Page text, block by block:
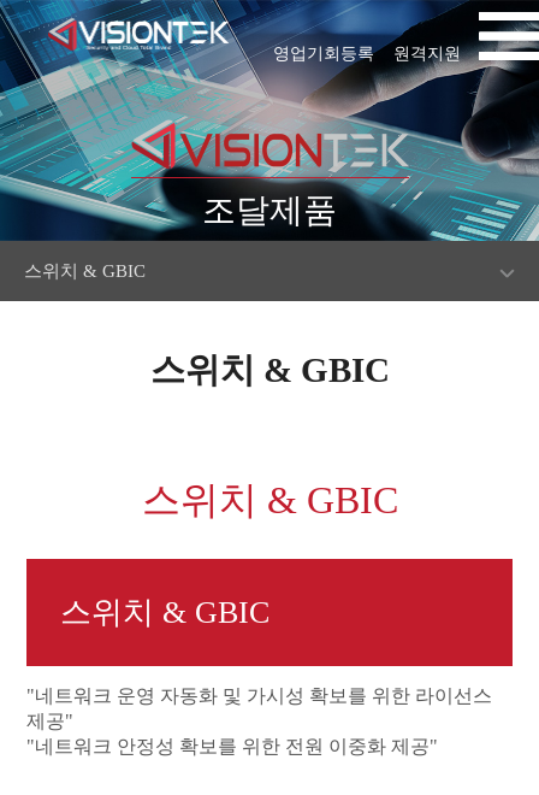
원격지원
영업기회등록
조달제품
스위치 & GBIC
스위치 & GBIC
스위치 & GBIC
스위치 & GBIC
"네트워크 운영 자동화 및 가시성 확보를 위한 라이선스
제공"
"네트워크 안정성 확보를 위한 전원 이중화 제공"